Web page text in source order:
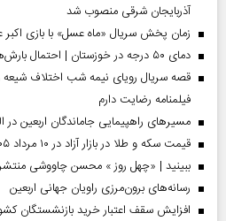
آذربایجان شرقی منصوب شد
زمان پخش سریال «ماه عسل» با بازی اکبر
دمای ۵۰ درجه در خوزستان | احتمال بارش‌های سیل‌آسا در ۳ استان
قصه سریال رویای نیمه شب اختلاف
فیلمنامه رضایت دارم
مسیر‌های راهپیمایی جاماندگان اربعین در
قیمت سکه و طلا در بازار آزاد در ۱۰ مرداد ۱۴۰۵
ببینید | «چهل روز » محسن چاووشی
رسانه‌های برون‌مرزی راویان جهانی اربعین
افزایش سقف اعتبار خرید بازنشستگان